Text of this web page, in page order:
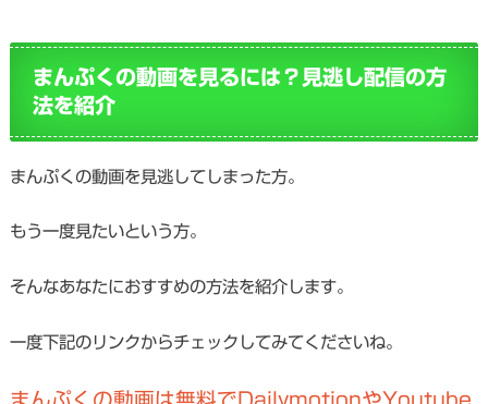
まんぷくの動画を見るには？見逃し配信の方
法を紹介
まんぷくの動画を見逃してしまった方。
もう一度見たいという方。
そんなあなたにおすすめの方法を紹介します。
一度下記のリンクからチェックしてみてくださいね。
まんぷくの動画は無料でDailymotionやYoutube